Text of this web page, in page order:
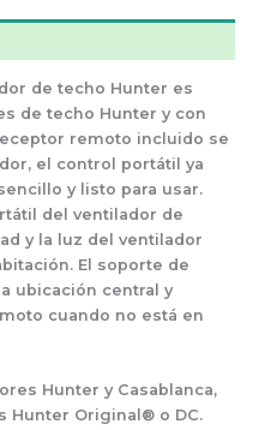
de techo Hunter es
de techo Hunter y con
remoto incluido se
el control portátil ya
y listo para usar.
del ventilador de
y la luz del ventilador
El soporte de
ubicación central y
cuando no está en
Hunter y Casablanca,
Hunter Original® o DC.